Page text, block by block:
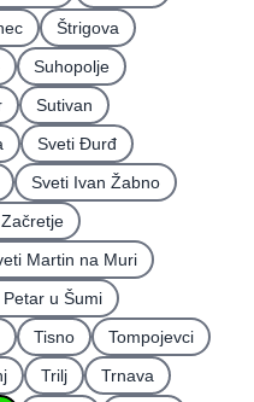
Štrigova
Suhopolje
Sutivan
Sveti Ðurđ
Sveti Ivan Žabno
Martin na Muri
Petar u Šumi
Tisno
Tompojevci
Trilj
Trnava